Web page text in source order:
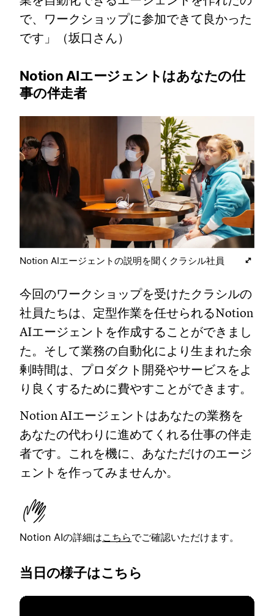
で、ワークショップに参加できて良かった
です」（坂口さん）
Notion AIエージェントはあなたの仕
事の伴走者
Notion AIエージェントの説明を聞くクラシル社員
今回のワークショップを受けたクラシルの
社員たちは、定型作業を任せられるNotion
AIエージェントを作成することができまし
た。そして業務の自動化により生まれた余
剰時間は、プロダクト開発やサービスをよ
り良くするために費やすことができます。
Notion AIエージェントはあなたの業務を
あなたの代わりに進めてくれる仕事の伴走
者です。これを機に、あなただけのエージ
ェントを作ってみませんか。
Notion AIの詳細はこちらでご確認いただけます。
当日の様子はこちら